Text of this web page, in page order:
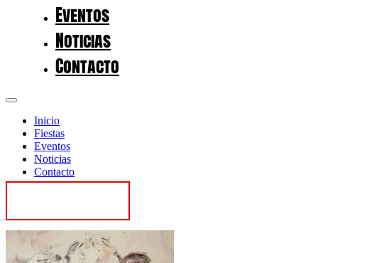
Eventos
Noticias
Contacto
Inicio
Fiestas
Eventos
Noticias
Contacto